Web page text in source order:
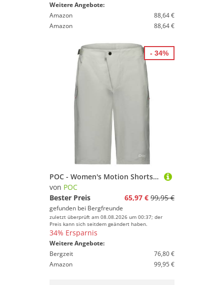
Weitere Angebote:
Amazon
88,64 €
Amazon
88,64 €
POC - Women's Motion Shorts - Radhose Gr XS grau
von POC
Bester Preis
65,97 € 99,95 €
gefunden bei Bergfreunde
zuletzt überprüft am 08.08.2026 um 00:37; der
Preis kann sich seitdem geändert haben.
34% Ersparnis
Weitere Angebote:
Bergzeit
76,80 €
Amazon
99,95 €
- 34%